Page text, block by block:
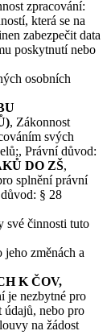
zpracování:
která se na
zabezpečit data
poskytnutí nebo
osobních
, Zákonnost
svých
Právní důvod:
DO ZŠ,
splnění právní
§ 28
své činnosti tuto
změnách a
K ČOV,
je nezbytné pro
údajů, nebo pro
na žádost